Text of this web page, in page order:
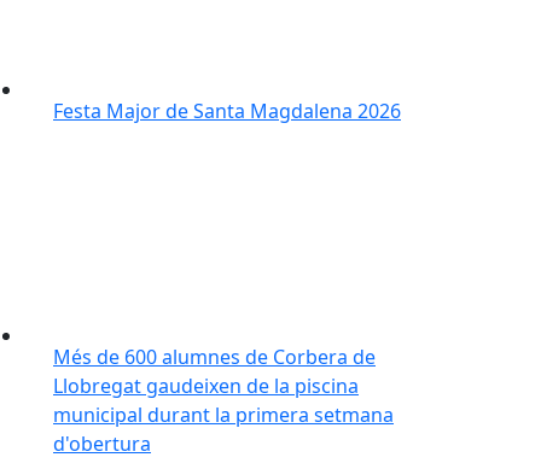
Festa Major de Santa Magdalena 2026
Més de 600 alumnes de Corbera de
Llobregat gaudeixen de la piscina
municipal durant la primera setmana
d'obertura